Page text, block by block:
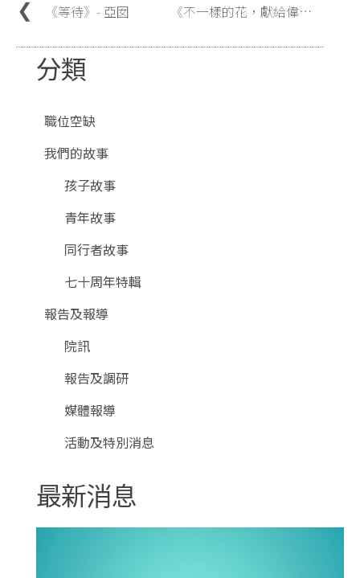
《不一樣的花，獻給偉大的媽媽》– 路得家
《等待》- 亞囡
分類
職位空缺
我們的故事
孩子故事
青年故事
同行者故事
七十周年特輯
報告及報導
院訊
報告及調研
媒體報導
活動及特別消息
最新消息